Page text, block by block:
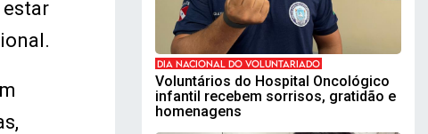
estar
DIA NACIONAL DO VOLUNTARIADO
Voluntários do Hospital Oncológico
infantil recebem sorrisos, gratidão e
homenagens